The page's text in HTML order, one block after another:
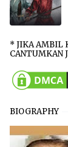
* JIKA AMBIL
CANTUMKAN
BIOGRAPHY